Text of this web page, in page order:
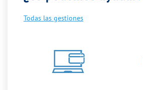
Todas las gestiones